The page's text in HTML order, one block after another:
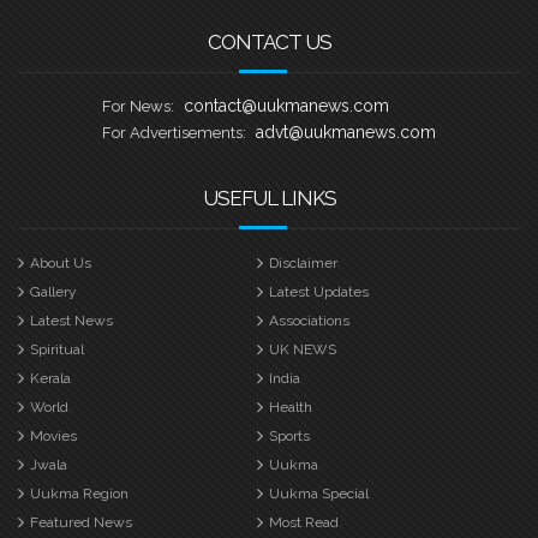
CONTACT US
For News: contact@uukmanews.com
For Advertisements: advt@uukmanews.com
USEFUL LINKS
About Us
Disclaimer
Gallery
Latest Updates
Latest News
Associations
Spiritual
UK NEWS
Kerala
India
World
Health
Movies
Sports
Jwala
Uukma
Uukma Region
Uukma Special
Featured News
Most Read